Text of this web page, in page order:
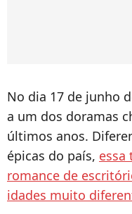
No dia 17 de junho
a um dos doramas
últimos anos.
épicas do país, essa
romance de
idades muito